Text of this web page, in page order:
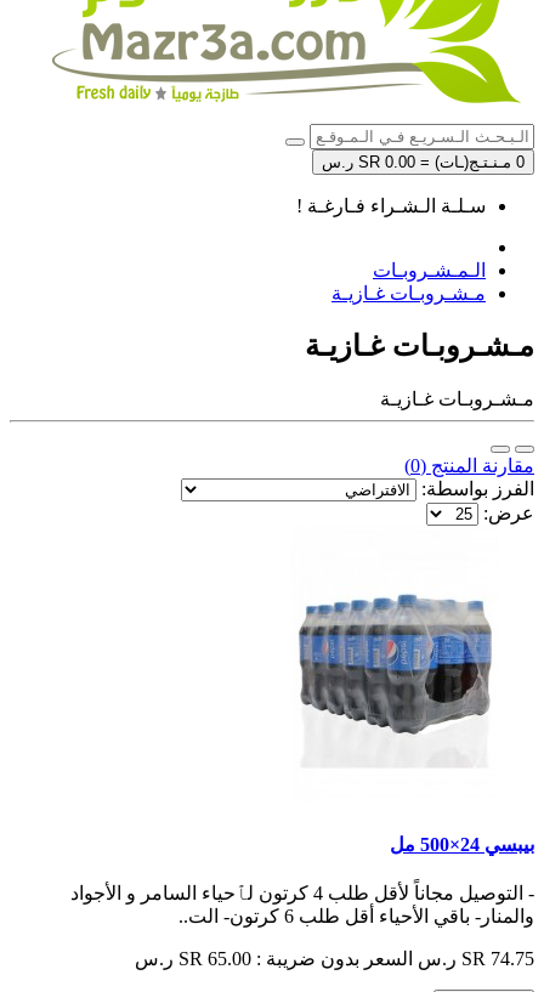
0 مـنـتـج(ـات) = SR 0.00 ر.س
سـلـة الـشـراء فـارغـة !
الـمـشـروبـات
مـشـروبـات غـازيـة
مـشـروبـات غـازيـة
مـشـروبـات غـازيـة
مقارنة المنتج (0)
الفرز بواسطة:
عرض:
بيبسي 24×500 مل
- التوصيل مجاناً لأقل طلب 4 كرتون لٱحياء السامر و الأجواد
والمنار- باقي الأحياء أقل طلب 6 كرتون- الت..
SR 74.75 ر.س السعر بدون ضريبة : SR 65.00 ر.س